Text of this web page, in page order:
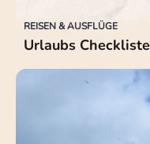
REISEN & AUSFLÜGE
Urlaubs Checkliste